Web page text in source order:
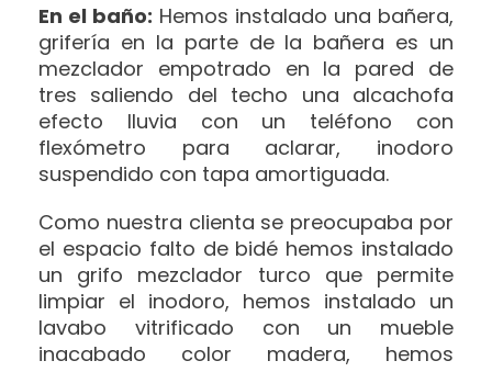
En el baño: Hemos instalado una bañera,
grifería en la parte de la bañera es un
mezclador empotrado en la pared de
tres saliendo del techo una alcachofa
efecto lluvia con un teléfono con
flexómetro para aclarar, inodoro
suspendido con tapa amortiguada.
Como nuestra clienta se preocupaba por
el espacio falto de bidé hemos instalado
un grifo mezclador turco que permite
limpiar el inodoro, hemos instalado un
lavabo vitrificado con un mueble
inacabado color madera, hemos